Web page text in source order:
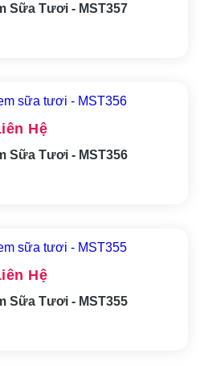
Sữa Tươi - MST357
Hệ
Sữa Tươi - MST356
Hệ
Sữa Tươi - MST355